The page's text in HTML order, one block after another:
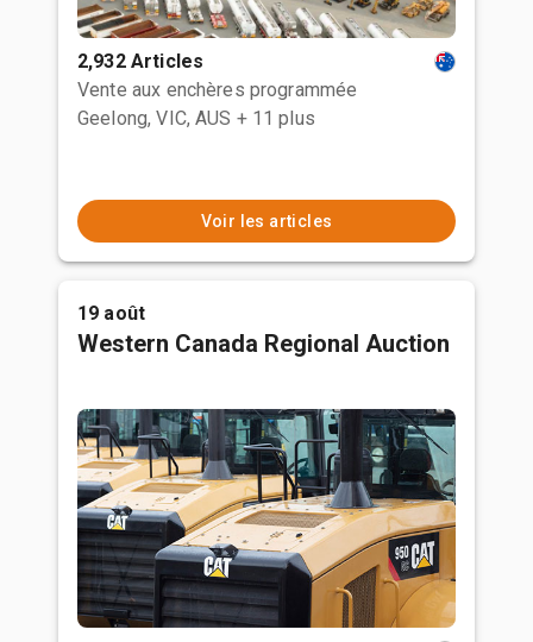
2,932 Articles
Vente aux enchères programmée
Geelong, VIC, AUS + 11 plus
Voir les articles
19 août
Western Canada Regional Auction